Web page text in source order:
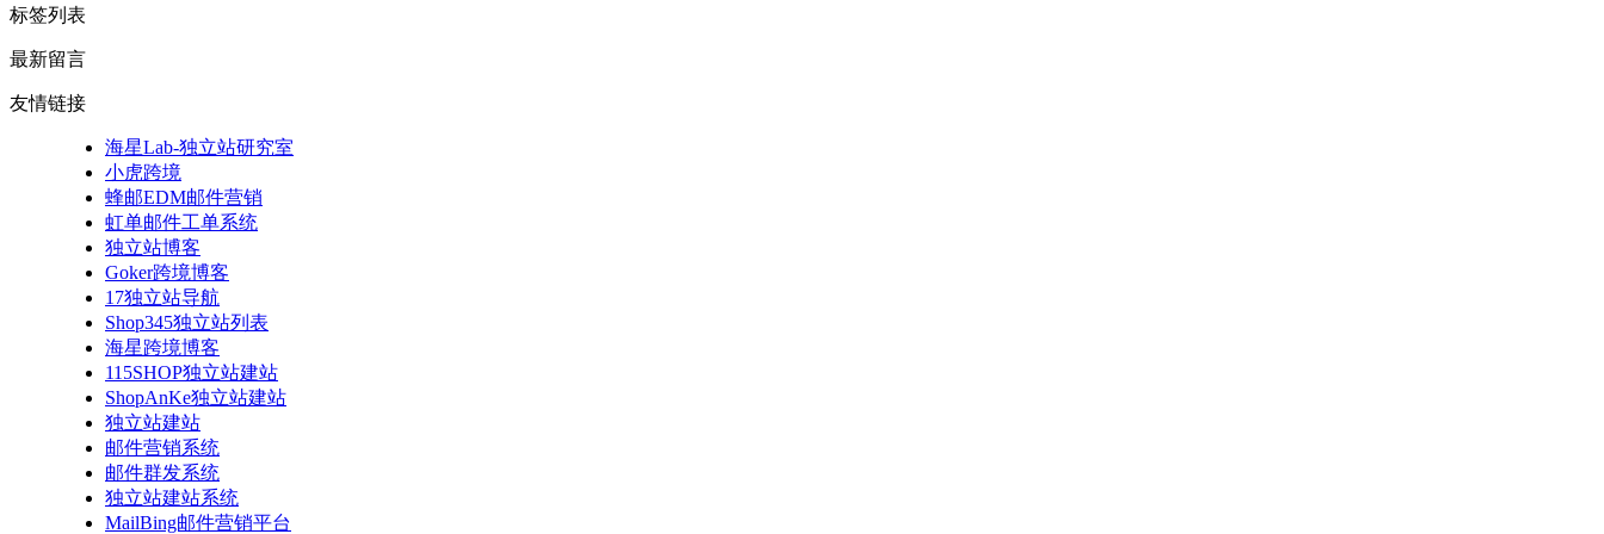
标签列表
最新留言
友情链接
海星Lab-独立站研究室
小虎跨境
蜂邮EDM邮件营销
虹单邮件工单系统
独立站博客
Goker跨境博客
17独立站导航
Shop345独立站列表
海星跨境博客
115SHOP独立站建站
ShopAnKe独立站建站
独立站建站
邮件营销系统
邮件群发系统
独立站建站系统
MailBing邮件营销平台